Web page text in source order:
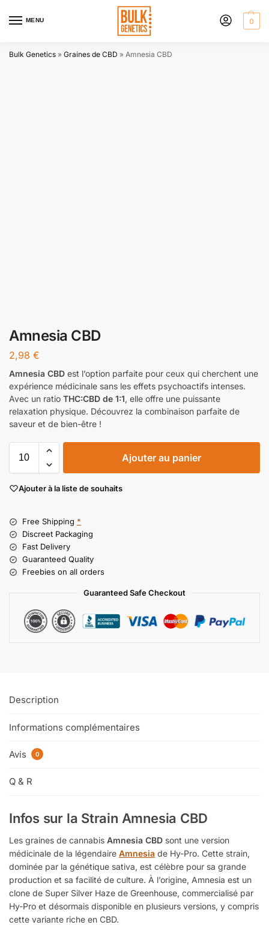
MENU 0
Bulk Genetics » Graines de CBD » Amnesia CBD
Amnesia CBD
2,98 €
Amnesia CBD est l’option parfaite pour ceux qui cherchent une
expérience médicinale sans les effets psychoactifs intenses.
Avec un ratio THC:CBD de 1:1, elle offre une puissante
relaxation physique. Découvrez la combinaison parfaite de
saveur et de bien-être !
Ajouter au panier
Ajouter à la liste de souhaits
Free Shipping *
Discreet Packaging
Fast Delivery
Guaranteed Quality
Freebies on all orders
Guaranteed Safe Checkout
Description
Informations complémentaires
Avis 0
Q & R
Infos sur la Strain Amnesia CBD
Les graines de cannabis Amnesia CBD sont une version
médicinale de la légendaire Amnesia de Hy-Pro. Cette strain,
dominée par la génétique sativa, est célèbre pour sa grande
production et sa facilité de culture. À l’origine, Amnesia est un
clone de Super Silver Haze de Greenhouse, commercialisé par
Hy-Pro et désormais disponible en plusieurs versions, y compris
cette variante riche en CBD.